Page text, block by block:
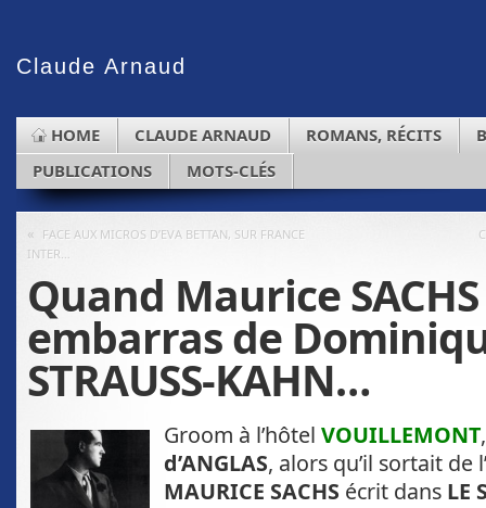
Claude Arnaud
HOME CLAUDE ARNAUD ROMANS, RÉCITS
PUBLICATIONS
MOTS-CLÉS
« FACE AUX MICROS D’EVA BETTAN, SUR FRANCE
INTER…
Quand Maurice
embarras de
STRAUSS-KAHN…
Groom à l’hôtel VOUILLEMONT
d’ANGLAS, alors qu’il sortait de
MAURICE SACHS écrit dans LE